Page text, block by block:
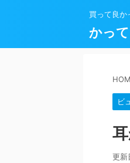
買って良か
かっ
ビ
更新